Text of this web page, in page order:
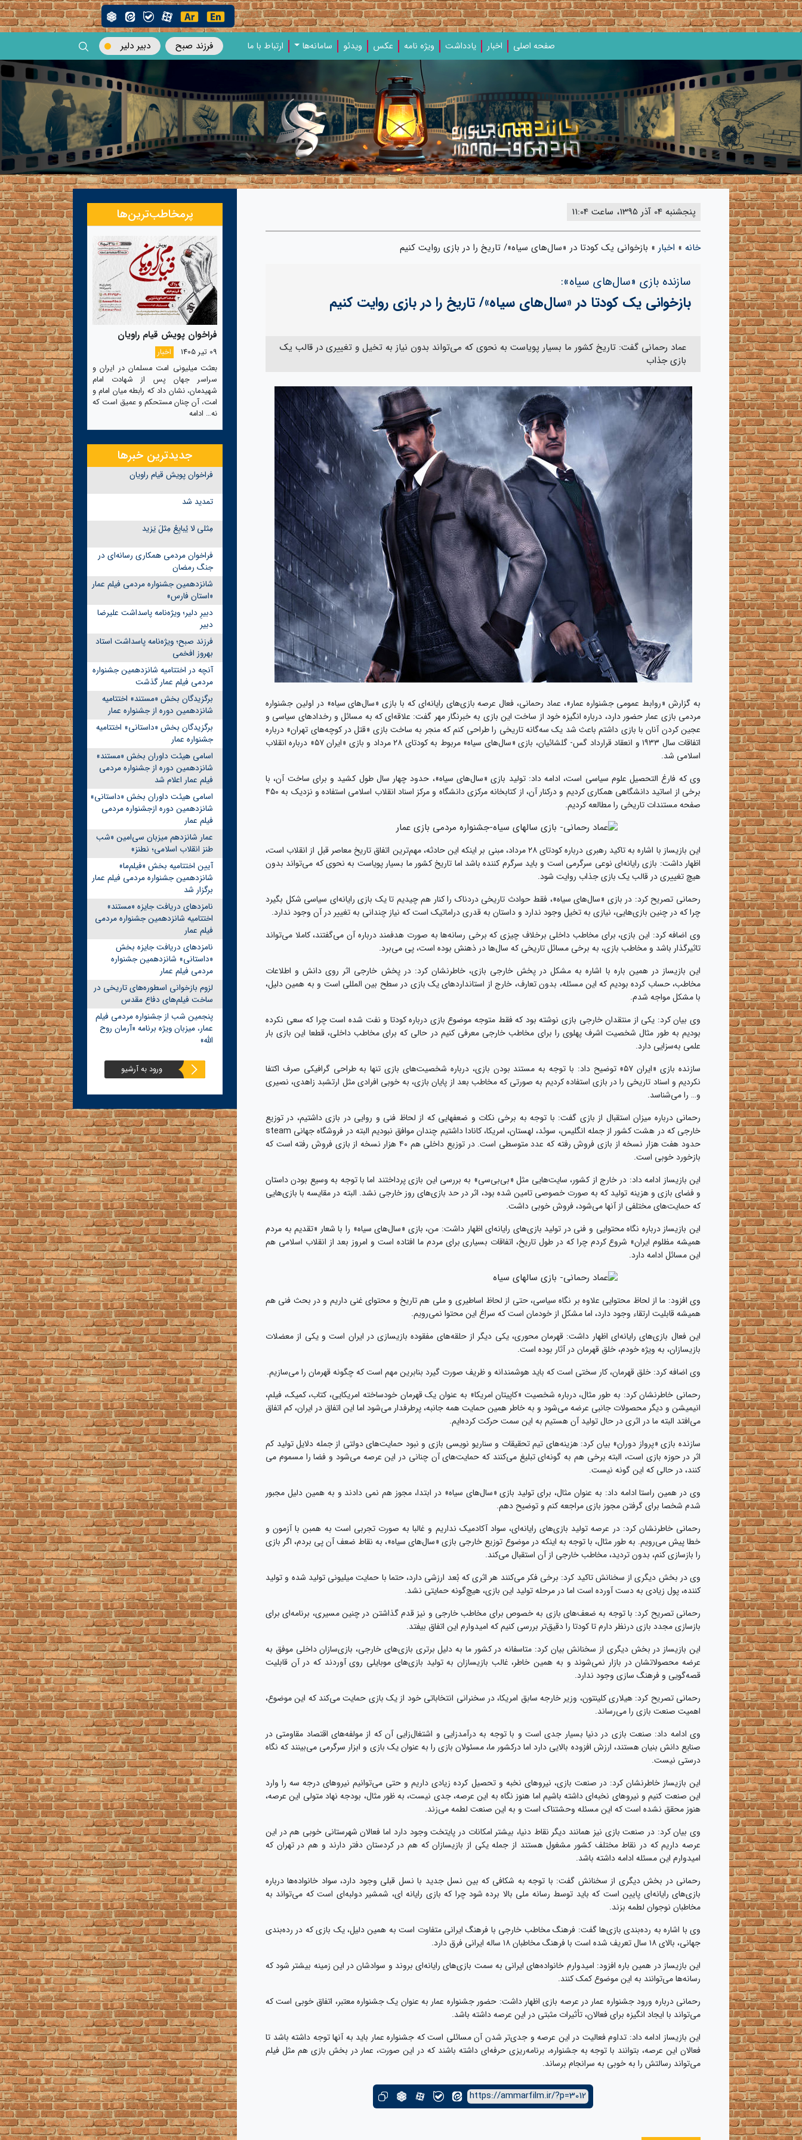
فرزند صبح دبیر دلیر صفحه اصلی اخبار یادداشت‌ ویژه‌ نامه‌ عکس ویدئو سامانه‌ها ارتباط با ما
پنجشنبه 04 آذر 1395، ساعت 11:04
خانه » اخبار » بازخوانی یک کودتا در «سال‌های سیاه»/ تاریخ را در بازی روایت کنیم
سازنده بازی «سال‌های سیاه»:
بازخوانی یک کودتا در «سال‌های سیاه»/ تاریخ را در بازی روایت کنیم
عماد رحمانی گفت: تاریخ کشور ما بسیار پویاست به نحوی که می‌تواند بدون نیاز به تخیل و تغییری در قالب یک
بازی جذاب
به گزارش «روابط عمومی جشنواره عمار»، عماد رحمانی، فعال عرصه بازی‌های رایانه‌ای که با بازی «سال‌های سیاه» در اولین جشنواره
مردمی بازی عمار حضور دارد، درباره انگیزه خود از ساخت این بازی به خبرنگار مهر گفت: علاقه‌ای که به مسائل و رخدادهای سیاسی و
عجین کردن آنان با بازی داشتم باعث شد یک سه‌گانه تاریخی را طراحی کنم که منجر به ساخت بازی «قتل در کوچه‌های تهران» درباره
اتفاقات سال ۱۹۳۳ و انعقاد قرارداد گس- گلشائیان، بازی «سال‌های سیاه» مربوط به کودتای ۲۸ مرداد و بازی «ایران ۵۷» درباره انقلاب
اسلامی شد.
وی که فارغ التحصیل علوم سیاسی است، ادامه داد: تولید بازی «سال‌های سیاه»، حدود چهار سال طول کشید و برای ساخت آن، با
برخی از اساتید دانشگاهی همکاری کردیم و درکنار آن، از کتابخانه مرکزی دانشگاه و مرکز اسناد انقلاب اسلامی استفاده و نزدیک به ۴۵۰
صفحه مستندات تاریخی را مطالعه کردیم.
این بازیساز با اشاره به تاکید رهبری درباره کودتای ۲۸ مرداد، مبنی بر اینکه این حادثه، مهم‌ترین اتفاق تاریخ معاصر قبل از انقلاب است،
اظهار داشت: بازی رایانه‌ای نوعی سرگرمی است و باید سرگرم کننده باشد اما تاریخ کشور ما بسیار پویاست به نحوی که می‌تواند بدون
هیچ تغییری در قالب یک بازی جذاب روایت شود.
رحمانی تصریح کرد: در بازی «سال‌های سیاه»، فقط حوادث تاریخی دردناک را کنار هم چیدیم تا یک بازی رایانه‌ای سیاسی شکل بگیرد
چرا که در چنین بازی‌هایی، نیازی به تخیل وجود ندارد و داستان به قدری دراماتیک است که نیاز چندانی به تغییر در آن وجود ندارد.
وی اضافه کرد: این بازی، برای مخاطب داخلی برخلاف چیزی که برخی رسانه‌ها به صورت هدفمند درباره آن می‌گفتند، کاملا می‌تواند
تاثیرگذار باشد و مخاطب بازی، به برخی مسائل تاریخی که سال‌ها در ذهنش بوده است، پی می‌برد.
این بازیساز در همین باره با اشاره به مشکل در پخش خارجی بازی، خاطرنشان کرد: در پخش خارجی اثر روی دانش و اطلاعات
مخاطب، حساب کرده بودیم که این مسئله، بدون تعارف، خارج از استانداردهای یک بازی در سطح بین المللی است و به همین دلیل،
با مشکل مواجه شدم.
وی بیان کرد: یکی از منتقدان خارجی بازی نوشته بود که فقط متوجه موضوع بازی درباره کودتا و نفت شده است چرا که سعی نکرده
بودیم به طور مثال شخصیت اشرف پهلوی را برای مخاطب خارجی معرفی کنیم در حالی که برای مخاطب داخلی، قطعا این بازی بار
علمی به‌سزایی دارد.
سازنده بازی «ایران ۵۷» توضیح داد: با توجه به مستند بودن بازی، درباره شخصیت‌های بازی تنها به طراحی گرافیکی صرف اکتفا
نکردیم و اسناد تاریخی را در بازی استفاده کردیم به صورتی که مخاطب بعد از پایان بازی، به خوبی افرادی مثل ارتشبد زاهدی، نصیری
و… را می‌شناسد.
رحمانی درباره میزان استقبال از بازی گفت: با توجه به برخی نکات و ضعفهایی که از لحاظ فنی و روایی در بازی داشتیم، در توزیع
خارجی که در هشت کشور از جمله انگلیس، سوئد، لهستان، امریکا، کانادا داشتیم چندان موافق نبودیم البته در فروشگاه جهانی steam
حدود هفت هزار نسخه از بازی فروش رفته که عدد متوسطی است. در توزیع داخلی هم ۴۰ هزار نسخه از بازی فروش رفته است که
بازخورد خوبی است.
این بازیساز ادامه داد: در خارج از کشور، سایت‌هایی مثل «بی‌بی‌سی» به بررسی این بازی پرداختند اما با توجه به وسیع بودن داستان
و فضای بازی و هزینه تولید که به صورت خصوصی تامین شده بود، اثر در حد بازی‌های روز خارجی نشد. البته در مقایسه با بازی‌هایی
که حمایت‌های مختلفی از آنها می‌شود، فروش خوبی داشت.
این بازیساز درباره نگاه محتوایی و فنی در تولید بازی‌های رایانه‌ای اظهار داشت: من، بازی «سال‌های سیاه» را با شعار «تقدیم به مردم
همیشه مظلوم ایران» شروع کردم چرا که در طول تاریخ، اتفاقات بسیاری برای مردم ما افتاده است و امروز بعد از انقلاب اسلامی هم
این مسائل ادامه دارد.
وی افزود: ما از لحاظ محتوایی علاوه بر نگاه سیاسی، حتی از لحاظ اساطیری و ملی هم تاریخ و محتوای غنی داریم و در بحث فنی هم
همیشه قابلیت ارتقاء وجود دارد، اما مشکل از خودمان است که سراغ این محتوا نمی‌رویم.
این فعال بازی‌های رایانه‌ای اظهار داشت: قهرمان محوری، یکی دیگر از حلقه‌های مفقوده بازیسازی در ایران است و یکی از معضلات
بازیسازان، به ویژه خودم، خلق قهرمان در آثار بوده است.
وی اضافه کرد: خلق قهرمان، کار سختی است که باید هوشمندانه و ظریف صورت گیرد بنابرین مهم است که چگونه قهرمان را می‌سازیم.
رحمانی خاطرنشان کرد: به طور مثال، درباره شخصیت «کاپیتان امریکا» به عنوان یک قهرمان خودساخته امریکایی، کتاب، کمیک، فیلم،
انیمیشن و دیگر محصولات جانبی عرضه می‌شود و به خاطر همین حمایت همه جانبه، پرطرفدار می‌شود اما این اتفاق در ایران، کم اتفاق
می‌افتد البته ما در اثری در حال تولید آن هستیم به این سمت حرکت کرده‌ایم.
سازنده بازی «پرواز دوران» بیان کرد: هزینه‌های تیم تحقیقات و سناریو نویسی بازی و نبود حمایت‌های دولتی از جمله دلایل تولید کم
اثر در حوزه بازی است، البته برخی هم به گونه‌ای تبلیغ می‌کنند که حمایت‌های آن چنانی در این عرصه می‌شود و فضا را مسموم می
کنند، در حالی که این گونه نیست.
وی در همین راستا ادامه داد: به عنوان مثال، برای تولید بازی «سال‌های سیاه» در ابتدا، مجوز هم نمی دادند و به همین دلیل مجبور
شدم شخصا برای گرفتن مجوز بازی مراجعه کنم و توضیح دهم.
رحمانی خاطرنشان کرد: در عرصه تولید بازی‌های رایانه‌ای، سواد آکادمیک نداریم و غالبا به صورت تجربی است به همبن با آزمون و
خطا پیش می‌رویم. به طور مثال، با توجه به اینکه در موضوع توزیع خارجی بازی «سال‌های سیاه»، به نقاط ضعف آن پی بردم، اگر بازی
را بازسازی کنم، بدون تردید، مخاطب خارجی از آن استقبال می‌کند.
وی در بخش دیگری از سخنانش تاکید کرد: برخی فکر می‌کنند هر اثری که بُعد ارزشی دارد، حتما با حمایت میلیونی تولید شده و تولید
کننده، پول زیادی به دست آورده است اما در مرحله تولید این بازی، هیچ‌گونه حمایتی نشد.
رحمانی تصریح کرد: با توجه به ضعف‌های بازی به خصوص برای مخاطب خارجی و نیز قدم گذاشتن در چنین مسیری، برنامه‌ای برای
بازسازی مجدد بازی درنظر دارم تا کودتا را دقیق‌تر بررسی کنیم که امیدوارم این اتفاق بیفتد.
این بازیساز در بخش دیگری از سخنانش بیان کرد: متاسفانه در کشور ما به دلیل برتری بازی‌های خارجی، بازی‌سازان داخلی موفق به
عرضه محصولاتشان در بازار نمی‌شوند و به همین خاطر، غالب بازیسازان به تولید بازی‌های موبایلی روی آوردند که در آن قابلیت
قصه‌گویی و فرهنگ سازی وجود ندارد.
رحمانی تصریح کرد: هیلاری کلینتون، وزیر خارجه سابق امریکا، در سخنرانی انتخاباتی خود از یک بازی حمایت می‌کند که این موضوع،
اهمیت صنعت بازی را می‌رساند.
وی ادامه داد: صنعت بازی در دنیا بسیار جدی است و با توجه به درآمدزایی و اشتغال‌زایی آن که از مولفه‌های اقتصاد مقاومتی در
صنایع دانش بنیان هستند، ارزش افزوده بالایی دارد اما درکشور ما، مسئولان بازی را به عنوان یک بازی و ابزار سرگرمی می‌بینند که نگاه
درستی نیست.
این بازیساز خاطرنشان کرد: در صنعت بازی، نیروهای نخبه و تحصیل کرده زیادی داریم و حتی می‌توانیم نیروهای درجه سه را وارد
این صنعت کنیم و نیروهای نخبه‌ای داشته باشیم اما هنوز نگاه به این عرصه، جدی نیست، به ظور مثال، بودجه نهاد متولی این عرصه،
هنوز محقق نشده است که این مسئله وحشتناک است و به این صنعت لطمه می‌زند.
وی بیان کرد: در صنعت بازی نیز همانند دیگر نقاط دنیا، بیشتر امکانات در پایتخت وجود دارد اما فعالان شهرستانی خوبی هم در این
عرصه داریم که در نقاط مختلف کشور مشغول هستند از جمله یکی از بازیسازان که هم در کردستان دفتر دارند و هم در تهران که
امیدوارم این مسئله ادامه داشته باشد.
رحمانی در بخش دیگری از سخنانش گفت: با توجه به شکافی که بین نسل جدید با نسل قبلی وجود دارد، سواد خانواده‌ها درباره
بازی‌های رایانه‌ای پایین است که باید توسط رسانه ملی بالا برده شود چرا که بازی رایانه ای، شمشیر دولبه‌ای است که می‌تواند به
مخاطبان نوجوان لطمه بزند.
وی با اشاره به رده‌بندی بازی‌ها گفت: فرهنگ مخاطب خارجی با فرهنگ ایرانی متفاوت است به همین دلیل، یک بازی که در رده‌بندی
جهانی، بالای ۱۸ سال تعریف شده است با فرهنگ مخاطبان ۱۸ ساله ایرانی فرق دارد.
این بازیساز در همین باره افزود: امیدوارم خانواده‌های ایرانی به سمت بازی‌های رایانه‌ای بروند و سوادشان در این زمینه بیشتر شود که
رسانه‌ها می‌توانند به این موضوع کمک کنند.
رحمانی درباره ورود جشنواره عمار در عرصه بازی اظهار داشت: حضور جشنواره عمار به عنوان یک جشنواره معتبر، اتفاق خوبی است که
می‌تواند با ایجاد انگیزه برای فعالان، تأثیرات مثبتی در این عرصه داشته باشد.
این بازیساز ادامه داد: تداوم فعالیت در این عرصه و جدی‌تر شدن آن مسائلی است که جشنواره عمار باید به آنها توجه داشته باشد تا
فعالان این عرصه، بتوانند با توجه به جشنواره، برنامه‌ریزی حرفه‌ای داشته باشند که در این صورت، عمار در بخش بازی هم مثل فیلم
می‌تواند رسالتش را به خوبی به سرانجام برساند.
https://ammarfilm.ir/?p=3012
پرمخاطب‌ترین‌ها
فراخوان پویش قیام راویان
09 تیر 1405
اخبار
بعثت میلیونی امت مسلمان در ایران و
سراسر جهان پس از شهادت امام
شهیدمان، نشان داد که رابطه میان امام و
امت، آن چنان مستحکم و عمیق است که
نه… ادامه
جدیدترین خبرها
فراخوان پویش قیام راویان
تمدید شد
مِثلی لا یُبایِعُ مِثلَ یَزید
فراخوان مردمی همکاری رسانه‌ای در
جنگ رمضان
شانزدهمین جشنواره مردمی فیلم عمار
«استان فارس»
دبیرِ دلیر؛ ویژه‌نامه پاسداشت علیرضا
دبیر
فرزند صبح؛ ویژه‌نامه پاسداشت استاد
بهروز افخمی
آنچه در اختتامیه شانزدهمین جشنواره
مردمی فیلم عمار گذشت
برگزیدگان بخش «مستند» اختتامیه
شانزدهمین دوره از جشنواره عمار
برگزیدگان بخش «داستانی» اختتامیه
جشنواره عمار
اسامی هیئت داوران بخش «مستند»
شانزدهمین دوره از جشنواره مردمی
فیلم عمار اعلام شد
اسامی هیئت داوران بخش «داستانی»
شانزدهمین دوره ازجشنواره مردمی
فیلم عمار
عمار شانزدهم میزبان سی‌امین «شب
طنز انقلاب اسلامی؛ نطنز»
آیین اختتامیه بخش «فیلم‌ما»
شانزدهمین جشنواره مردمی فیلم عمار
برگزار شد
نامزدهای دریافت جایزه «مستند»
اختتامیه شانزدهمین جشنواره مردمی
فیلم عمار
نامزدهای دریافت جایزه بخش
«داستانی» شانزدهمین جشنواره
مردمی فیلم عمار
لزوم بازخوانی اسطوره‌های تاریخی در
ساخت فیلم‌های دفاع مقدس
پنجمین شب از جشنواره مردمی فیلم
عمار، میزبان ویژه برنامه «آرمان روح
الله»
ورود به آرشیو